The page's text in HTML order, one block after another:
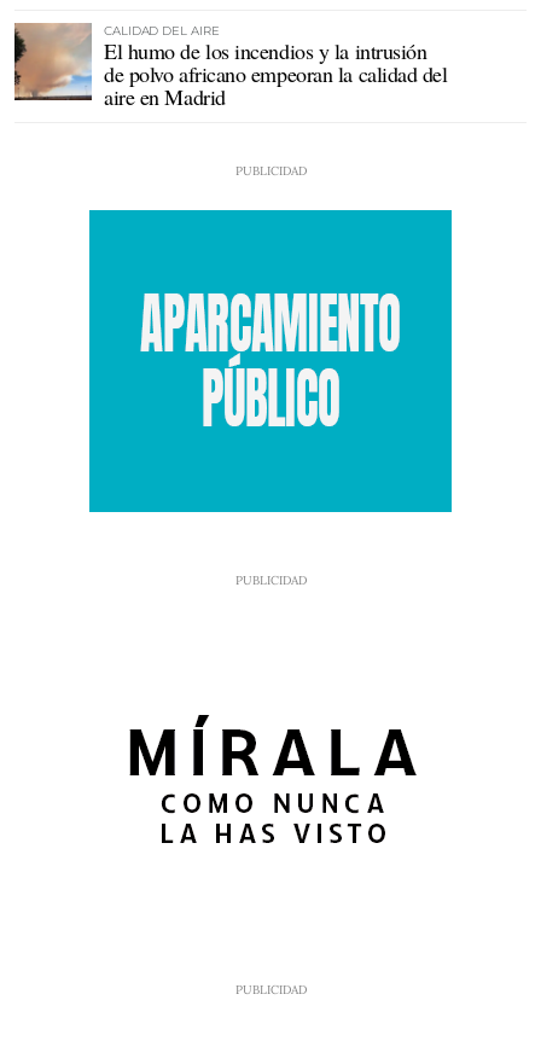
CALIDAD DEL AIRE
El humo de los incendios y la intrusión
de polvo africano empeoran la calidad del
aire en Madrid